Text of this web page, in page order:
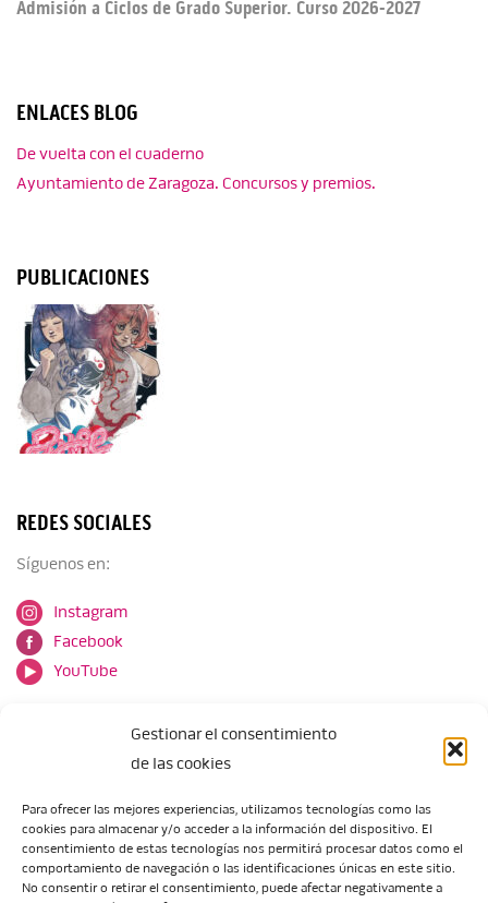
Gestionar el consentimiento
de las cookies
Para ofrecer las mejores experiencias, utilizamos tecnologías como las
cookies para almacenar y/o acceder a la información del dispositivo. El
consentimiento de estas tecnologías nos permitirá procesar datos como el
comportamiento de navegación o las identificaciones únicas en este sitio.
No consentir o retirar el consentimiento, puede afectar negativamente a
Admisión a Ciclos de Grado Superior. Curso 2026-2027
ENLACES BLOG
De vuelta con el cuaderno
Ayuntamiento de Zaragoza. Concursos y premios.
PUBLICACIONES
REDES SOCIALES
Síguenos en:
Instagram
Facebook
YouTube
Escuela de Arte de Zaragoza
María Zambrano, 5
50018 Zaragoza